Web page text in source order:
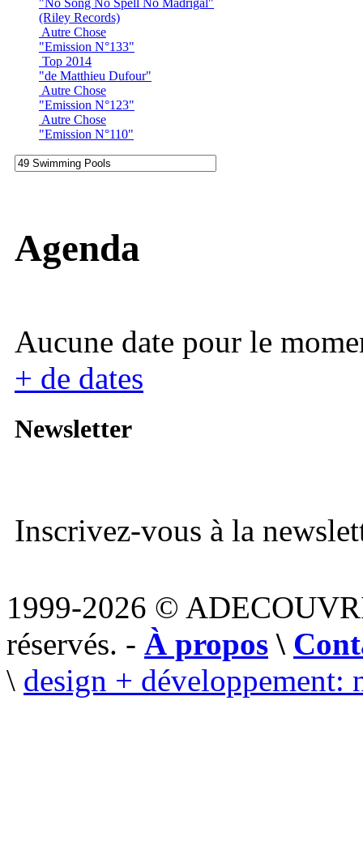
"No Song No Spell No Madrigal"
(Riley Records)
Autre Chose
"Emission N°133"
Top 2014
"de Matthieu Dufour"
Autre Chose
"Emission N°123"
Autre Chose
"Emission N°110"
Agenda
Aucune date pour le
+ de dates
Newsletter
Inscrivez-vous à la
1999-2026 ©
réservés. - À propos \
\ design + développement: